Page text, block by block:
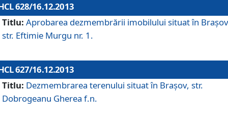
628/16.12.2013
Titlu: Aprobarea dezmembrării imobilului situat în
str. Eftimie Murgu nr. 1.
627/16.12.2013
Titlu: Dezmembrarea terenului situat în Braşov, str.
Dobrogeanu Gherea f.n.